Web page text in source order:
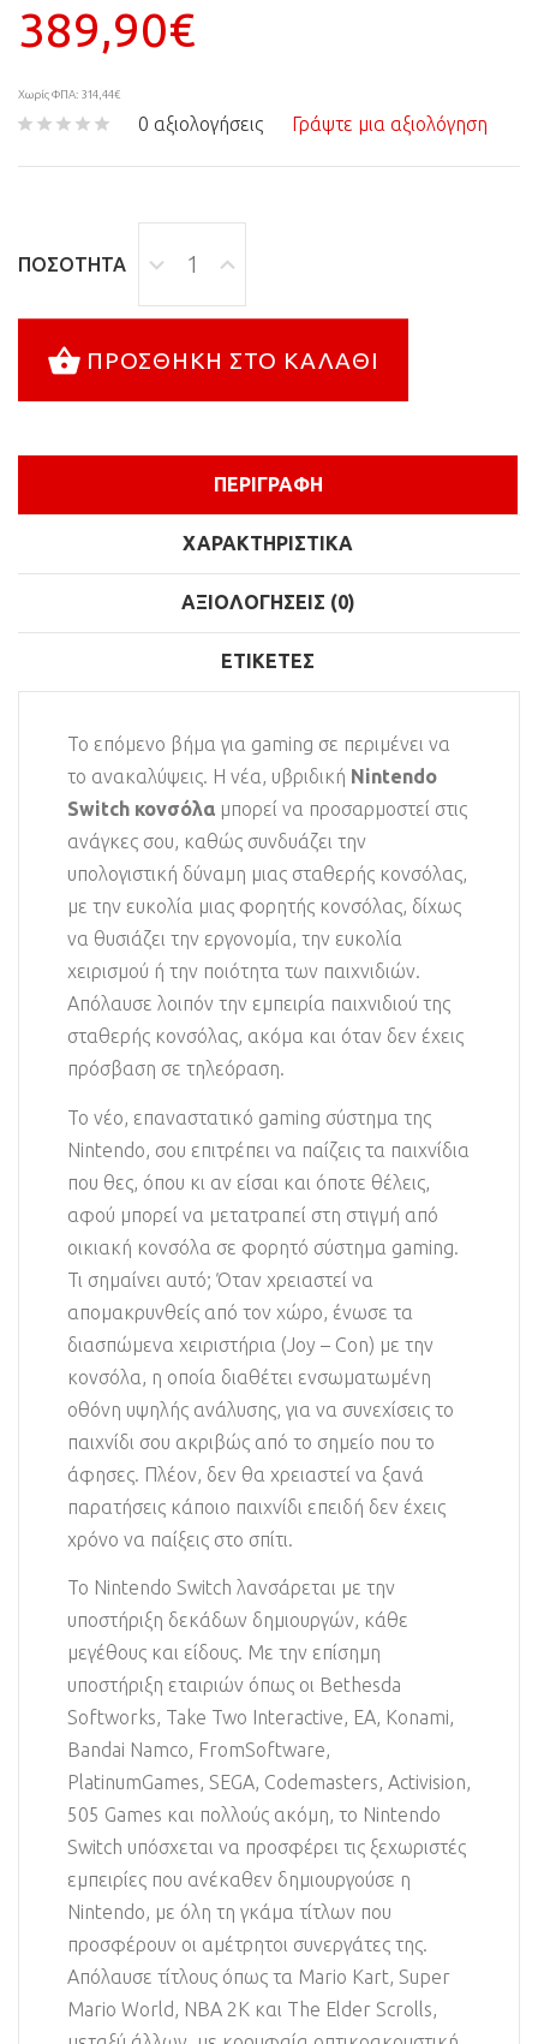
389,90€
Χωρίς ΦΠΑ: 314,44€
0 αξιολογήσεις Γράψτε μια αξιολόγηση
ΠΟΣΌΤΗΤΑ
ΠΡΟΣΘΉΚΗ ΣΤΟ ΚΑΛΆΘΙ
ΠΕΡΙΓΡΑΦΉ
ΧΑΡΑΚΤΗΡΙΣΤΙΚΆ
ΑΞΙΟΛΟΓΉΣΕΙΣ (0)
ΕΤΙΚΈΤΕΣ
Το επόμενο βήμα για gaming σε περιμένει να
το ανακαλύψεις. Η νέα, υβριδική Nintendo
Switch κονσόλα μπορεί να προσαρμοστεί στις
ανάγκες σου, καθώς συνδυάζει την
υπολογιστική δύναμη μιας σταθερής κονσόλας,
με την ευκολία μιας φορητής κονσόλας, δίχως
να θυσιάζει την εργονομία, την ευκολία
χειρισμού ή την ποιότητα των παιχνιδιών.
Απόλαυσε λοιπόν την εμπειρία παιχνιδιού της
σταθερής κονσόλας, ακόμα και όταν δεν έχεις
πρόσβαση σε τηλεόραση.
Το νέο, επαναστατικό gaming σύστημα της
Nintendo, σου επιτρέπει να παίζεις τα παιχνίδια
που θες, όπου κι αν είσαι και όποτε θέλεις,
αφού μπορεί να μετατραπεί στη στιγμή από
οικιακή κονσόλα σε φορητό σύστημα gaming.
Τι σημαίνει αυτό; Όταν χρειαστεί να
απομακρυνθείς από τον χώρο, ένωσε τα
διασπώμενα χειριστήρια (Joy – Con) με την
κονσόλα, η οποία διαθέτει ενσωματωμένη
οθόνη υψηλής ανάλυσης, για να συνεχίσεις το
παιχνίδι σου ακριβώς από το σημείο που το
άφησες. Πλέον, δεν θα χρειαστεί να ξανά
παρατήσεις κάποιο παιχνίδι επειδή δεν έχεις
χρόνο να παίξεις στο σπίτι.
Το Nintendo Switch λανσάρεται με την
υποστήριξη δεκάδων δημιουργών, κάθε
μεγέθους και είδους. Με την επίσημη
υποστήριξη εταιριών όπως οι Bethesda
Softworks, Take Two Interactive, EA, Konami,
Bandai Namco, FromSoftware,
PlatinumGames, SEGA, Codemasters, Activision,
505 Games και πολλούς ακόμη, το Nintendo
Switch υπόσχεται να προσφέρει τις ξεχωριστές
εμπειρίες που ανέκαθεν δημιουργούσε η
Nintendo, με όλη τη γκάμα τίτλων που
προσφέρουν οι αμέτρητοι συνεργάτες της.
Απόλαυσε τίτλους όπως τα Mario Kart, Super
Mario World, NBA 2K και The Elder Scrolls,